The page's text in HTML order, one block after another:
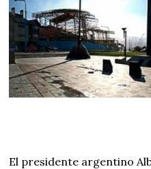
El presidente argentino